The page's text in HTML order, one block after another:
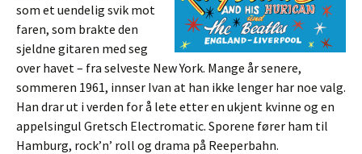
som et uendelig svik mot
faren, som brakte den
sjeldne gitaren med seg
over havet – fra selveste New York. Mange år senere,
sommeren 1961, innser Ivan at han ikke lenger har noe valg.
Han drar ut i verden for å lete etter en ukjent kvinne og en
appelsingul Gretsch Electromatic. Sporene fører ham til
Hamburg, rock’n’ roll og drama på Reeperbahn.